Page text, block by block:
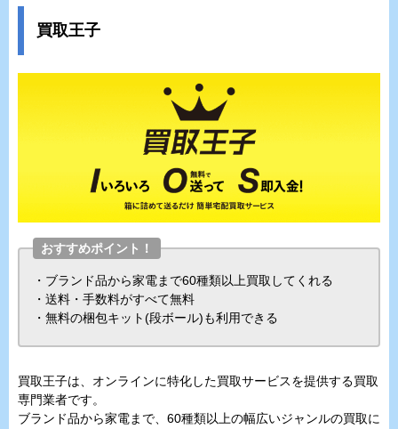
買取王子
おすすめポイント！
・ブランド品から家電まで60種類以上買取してくれる
・送料・手数料がすべて無料
・無料の梱包キット(段ボール)も利用できる
買取王子は、オンラインに特化した買取サービスを提供する買取
専門業者です。
ブランド品から家電まで、60種類以上の幅広いジャンルの買取に